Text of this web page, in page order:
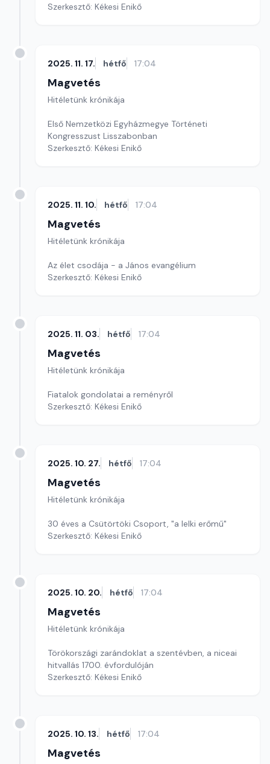
Szerkesztő: Kékesi Enikő
2025. 11. 17. hétfő 17:04
Magvetés
Hitéletünk krónikája
Első Nemzetközi Egyházmegye Történeti
Kongresszust Lisszabonban
Szerkesztő: Kékesi Enikő
2025. 11. 10. hétfő 17:04
Magvetés
Hitéletünk krónikája
Az élet csodája - a János evangélium
Szerkesztő: Kékesi Enikő
2025. 11. 03. hétfő 17:04
Magvetés
Hitéletünk krónikája
Fiatalok gondolatai a reményről
Szerkesztő: Kékesi Enikő
2025. 10. 27. hétfő 17:04
Magvetés
Hitéletünk krónikája
30 éves a Csütörtöki Csoport, "a lelki erőmű"
Szerkesztő: Kékesi Enikő
2025. 10. 20. hétfő 17:04
Magvetés
Hitéletünk krónikája
Törökországi zarándoklat a szentévben, a niceai
hitvallás 1700. évfordulóján
Szerkesztő: Kékesi Enikő
2025. 10. 13. hétfő 17:04
Magvetés